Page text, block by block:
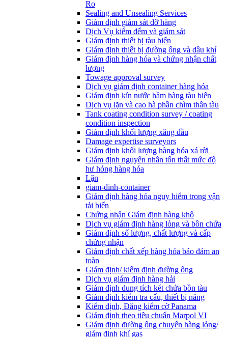
Ro
Sealing and Unsealing Services
Giám định giám sát dỡ hàng
Dịch Vụ kiểm đếm và giám sát
Giám định thiết bị tàu biển
Giám định thiết bị đường ống và dầu khí
Giám định hàng hóa và chứng nhận chất
lượng
Towage approval survey
Dịch vụ giám định container hàng hóa
Giám định kín nước hầm hàng tàu biển
Dịch vụ lặn và cạo hà phần chìm thân tàu
Tank coating condition survey / coating
condition inspection
Giám định khối lượng xăng dầu
Damage expertise surveyors
Giám định khối lượng hàng hóa xá rời
Giám định nguyên nhân tổn thất mức độ
hư hỏng hàng hóa
Lặn
giam-dinh-container
Giám định hàng hóa nguy hiểm trong vận
tải biển
Chứng nhận Giám định hàng khô
Dịch vụ giám định hàng lỏng và bồn chứa
Giám định số lượng, chất lượng và cấp
chứng nhận
Giám định chất xếp hàng hóa bảo đảm an
toàn
Giám định/ kiểm định đường ống
Dịch vụ giám định hàng hải
Giám định dung tích két chứa bồn tàu
Giám định kiểm tra cẩu, thiết bị nâng
Kiểm định, Đăng kiểm cờ Panama
Giám định theo tiêu chuẩn Marpol VI
Giám định đường ống chuyển hàng lỏng/
giám định khí gas